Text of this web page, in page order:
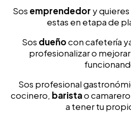
Sos emprendedor y
estas en etapa de
Sos dueñocon cafetería
profesionalizar o
Sos profesional
cocinero, baristao camarero
a tener tu